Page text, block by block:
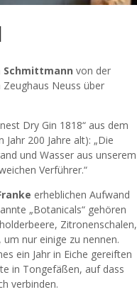
Schmittmann von der
Neuss über
Dry Gin 1818“ aus dem
200 Jahre alt): „Die
und Wasser aus unserem
Verführer.“
erheblichen Aufwand
„Botanicals“ gehören
Zitronenschalen,
nur einige zu nennen.
ein Jahr in Eiche gereiften
in Tongefäßen, auf dass
verbinden.